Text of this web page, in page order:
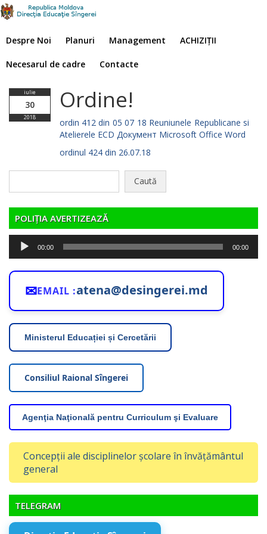
Despre Noi Planuri Management ACHIZIȚII
Necesarul de cadre Contacte
iulie
30
2018
Ordine!
ordin 412 din 05 07 18 Reuniunele Republicane si
Atelierele ECD Документ Microsoft Office Word
ordinul 424 din 26.07.18
POLIȚIA AVERTIZEAZĂ
Player
audio
00:00 00:00
✉EMAIL :atena@desingerei.md
Ministerul Educației și Cercetării
Consiliul Raional Sîngerei
Agenţia Naţională pentru Curriculum şi Evaluare
Concepții ale disciplinelor școlare în învățământul
general
TELEGRAM